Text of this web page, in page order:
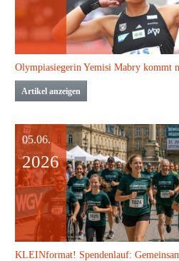
Olympiasiegerin Yemisi Mabry kommt
Artikel anzeigen
05.06.
2026
KLEINformat! Spendenlauf: